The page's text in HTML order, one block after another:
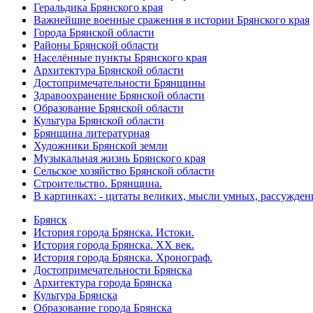
Геральдика Брянского края
Важнейшие военные сражения в истории Брянского края
Города Брянской области
Районы Брянской области
Населённые пункты Брянского края
Архитектура Брянской области
Достопримечательности Брянщины
Здравоохранение Брянской области
Образование Брянской области
Культура Брянской области
Брянщина литературная
Художники Брянской земли
Музыкальная жизнь Брянского края
Сельское хозяйство Брянской области
Строительство. Брянщина.
В картинках: - цитаты великих, мысли умных,
Брянск
История города Брянска. Истоки.
История города Брянска. XX век.
История города Брянска. Хронограф.
Достопримечательности Брянска
Архитектура города Брянска
Культура Брянска
Образование города Брянска